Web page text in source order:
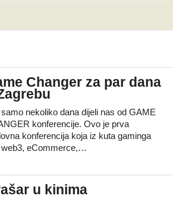
Changer za par dana
nekoliko dana dijeli nas od GAME
konferencije. Ovo je prva
konferencija koja iz kuta gaminga
eCommerce,…
u kinima